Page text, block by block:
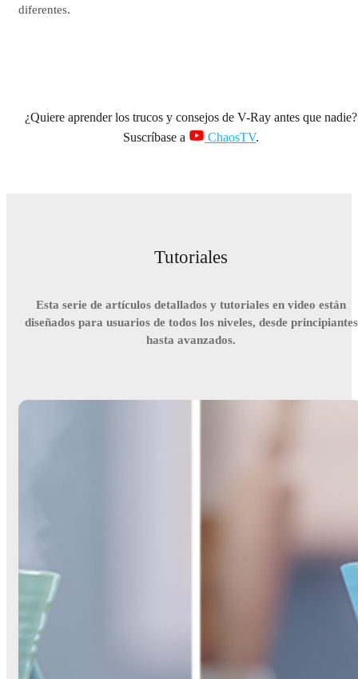
diferentes.
¿Quiere aprender los trucos y consejos de V-Ray antes que nadie?
Suscríbase a
ChaosTV.
Tutoriales
Esta serie de artículos detallados y tutoriales en video están
diseñados para usuarios de todos los niveles, desde principiantes
hasta avanzados.